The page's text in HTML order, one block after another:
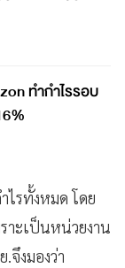
ทำกำไรรอบ
ไรทั้งหมด โดย
าะเป็นหน่วยงาน
จึงมองว่า